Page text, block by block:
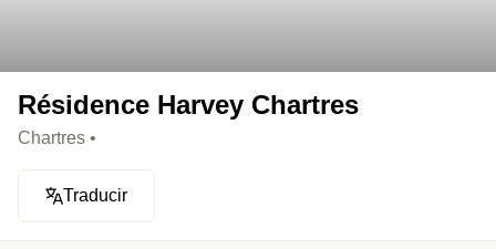
Résidence Harvey Chartres
Chartres •
Traducir